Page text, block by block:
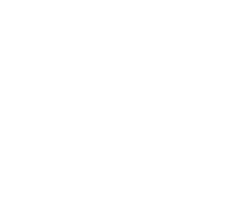
SEOKJIN / KuroKh KEEP VOTING